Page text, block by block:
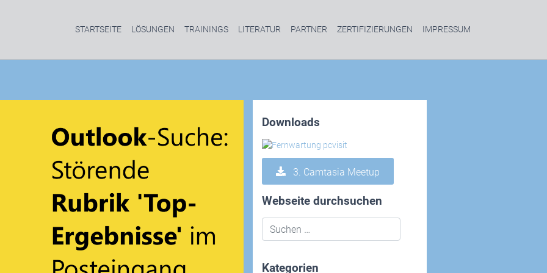
STARTSEITE LÖSUNGEN TRAININGS LITERATUR PARTNER ZERTIFIZIERUNGEN IMPRESSUM
Downloads
3. Camtasia Meetup
Webseite durchsuchen
Kategorien